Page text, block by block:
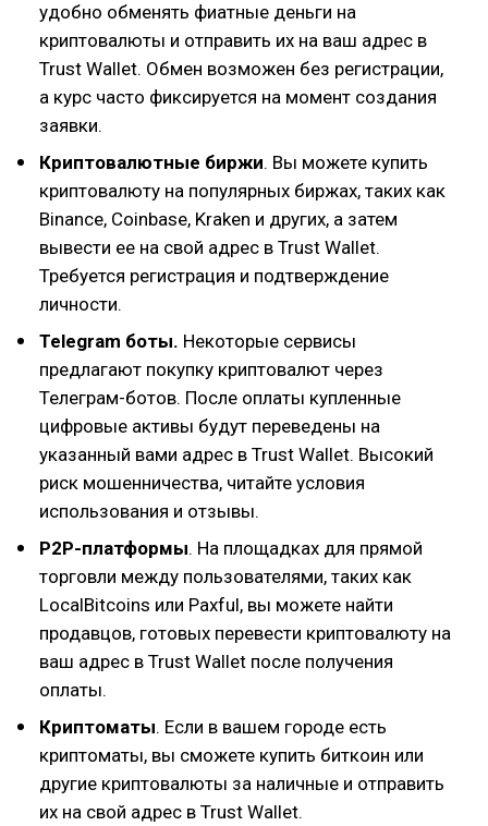
удобно обменять фиатные деньги на
криптовалюты и отправить их на ваш адрес в
Trust Wallet. Обмен возможен без регистрации,
а курс часто фиксируется на момент создания
заявки.
Криптовалютные биржи. Вы можете купить
криптовалюту на популярных биржах, таких как
Binance, Coinbase, Kraken и других, а затем
вывести ее на свой адрес в Trust Wallet.
Требуется регистрация и подтверждение
личности.
Telegram боты. Некоторые сервисы
предлагают покупку криптовалют через
Телеграм-ботов. После оплаты купленные
цифровые активы будут переведены на
указанный вами адрес в Trust Wallet. Высокий
риск мошенничества, читайте условия
использования и отзывы.
P2P-платформы. На площадках для прямой
торговли между пользователями, таких как
LocalBitcoins или Paxful, вы можете найти
продавцов, готовых перевести криптовалюту на
ваш адрес в Trust Wallet после получения
оплаты.
Криптоматы. Если в вашем городе есть
криптоматы, вы сможете купить биткоин или
другие криптовалюты за наличные и отправить
их на свой адрес в Trust Wallet.